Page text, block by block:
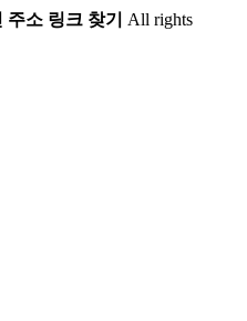
소 링크 찾기 All rights